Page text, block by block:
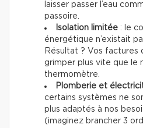
laisser passer l’eau
passoire.
Isolation limitée : le
énergétique n’existait
Résultat ? Vos factures
grimper plus vite que le
thermomètre.
Plomberie et
certains systèmes ne
plus adaptés à nos
(imaginez brancher 3